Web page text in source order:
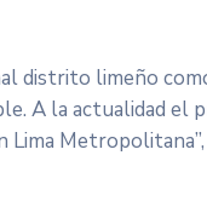
distrito limeño
A la actualidad el
Lima Metropolitana”,